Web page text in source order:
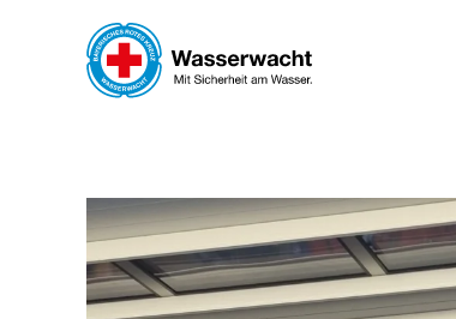
Skip to main content